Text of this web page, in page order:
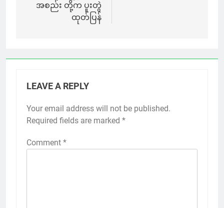
အစည်း တို့က ပူးတွဲ
ထုတ်ပြန်
LEAVE A REPLY
Your email address will not be published.
Required fields are marked *
Comment *